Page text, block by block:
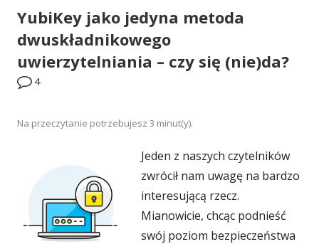
YubiKey jako jedyna metoda
dwuskładnikowego
uwierzytelniania – czy się (nie)da?
4
Na przeczytanie potrzebujesz 3 minut(y).
Jeden z naszych czytelników
zwrócił nam uwagę na bardzo
interesującą rzecz.
Mianowicie, chcąc podnieść
swój poziom bezpieczeństwa